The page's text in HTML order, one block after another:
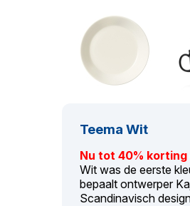
Teema Wit
Nu tot 40%
Wit was de eerste
bepaalt ontwerper
Scandinavisch